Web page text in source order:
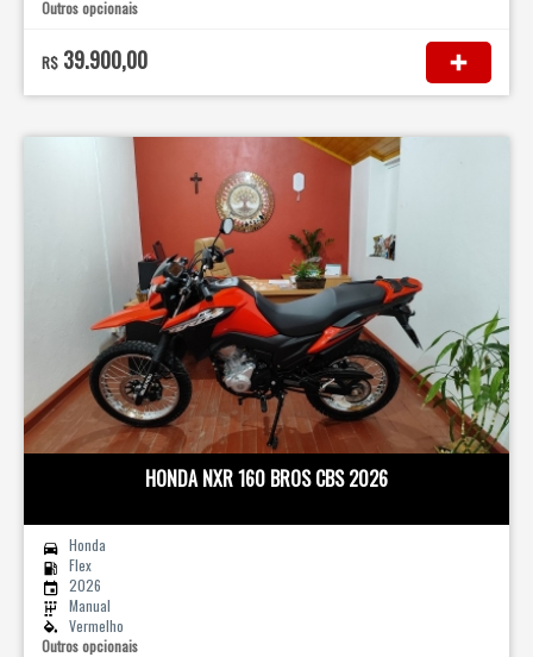
Outros opcionais
R$ 39.900,00
HONDA NXR 160 BROS CBS 2026
Honda
Flex
2026
Manual
Vermelho
Outros opcionais